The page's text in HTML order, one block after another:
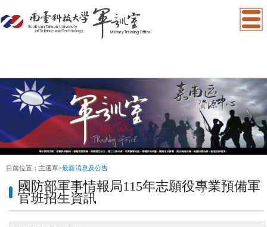
目前位置： 主選單>最新消息及公告
國防部軍事情報局115年志願役專業預備軍
官班招生資訊